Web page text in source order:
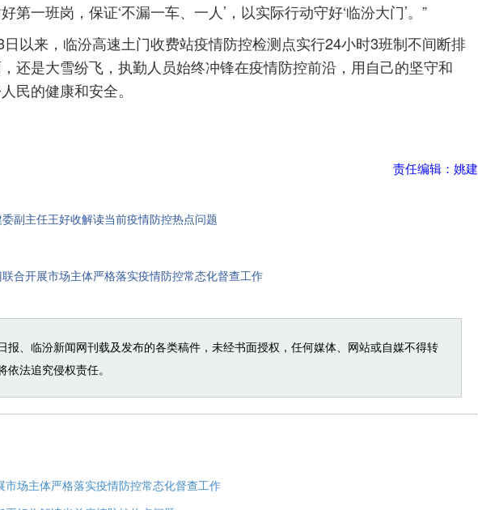
第一班岗，保证‘不漏一车、一人’，以实际行动守好‘临汾大门’。”
来，临汾高速土门收费站疫情防控检测点实行24小时3班制不间断排
还是大雪纷飞，执勤人员始终冲锋在疫情防控前沿，用自己的坚守和
民的健康和安全。
责任编辑：姚建
副主任王好收解读当前疫情防控热点问题
合开展市场主体严格落实疫情防控常态化督查工作
报、临汾新闻网刊载及发布的各类稿件，未经书面授权，任何媒体、网站或自媒不得转
法追究侵权责任。
市场主体严格落实疫情防控常态化督查工作